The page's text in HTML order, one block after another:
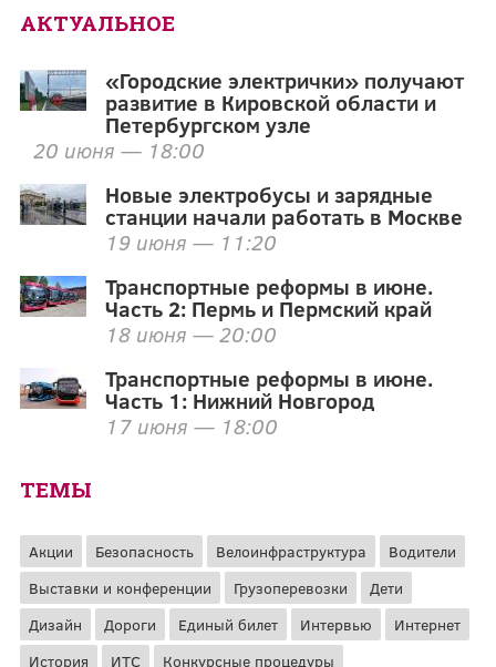
АКТУАЛЬНОЕ
«Городские электрички» получают
развитие в Кировской области и
Петербургском узле
20 июня — 18:00
Новые электробусы и зарядные
станции начали работать в Москве
19 июня — 11:20
Транспортные реформы в июне.
Часть 2: Пермь и Пермский край
18 июня — 20:00
Транспортные реформы в июне.
Часть 1: Нижний Новгород
17 июня — 18:00
ТЕМЫ
Акции Безопасность Велоинфраструктура
Водители
Выставки и конференции
Грузоперевозки
Дети
Дизайн
Дороги Единый билет Интервью
Интернет
История
ИТС Конкурсные процедуры